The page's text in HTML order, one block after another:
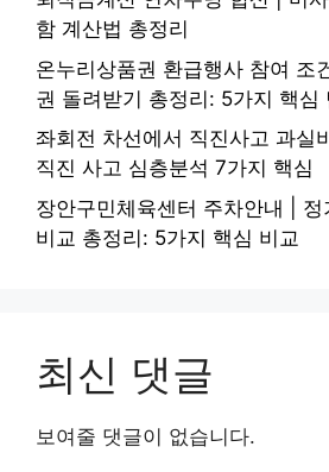
함 계산법 총정리
온누리상품권 환급행사 참여 조
권 돌려받기 총정리: 5가지 핵심
좌회전 차선에서 직진사고 과실
직진 사고 심층분석 7가지 핵심
장안구민체육센터 주차안내 |
비교 총정리: 5가지 핵심 비교
최신 댓글
보여줄 댓글이 없습니다.